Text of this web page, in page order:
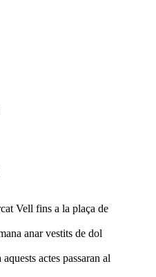
Vell fins a la plaça de
anar vestits de dol
actes passaran al